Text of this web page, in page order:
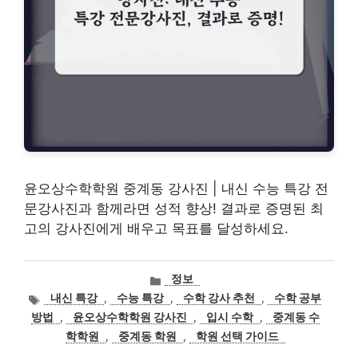
윤오상수학학원 중계동 강사진 | 내신 수능 특강 전
문강사진과 함께라면 성적 향상! 결과로 증명된 최
고의 강사진에게 배우고 목표를 달성하세요.
카
고
리
정보
태
그
내신 특강 , 수능 특강 , 수학 강사 추천 ,
수학 공부
방법
, 윤오상수학학원 강사진 , 입시 수학 ,
중계동 수
학학원
, 중계동 학원 , 학원 선택 가이드